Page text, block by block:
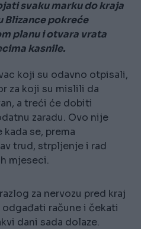
svaku marku do kraja
Blizance pokreće
planu i otvara vrata
kasnile.
koji su odavno otpisali,
za koji su mislili da
a treći će dobiti
zaradu. Ovo nije
se, prema
trud, strpljenje i rad
mjeseci.
za nervozu pred kraj
račune i čekati
dani sada dolaze.